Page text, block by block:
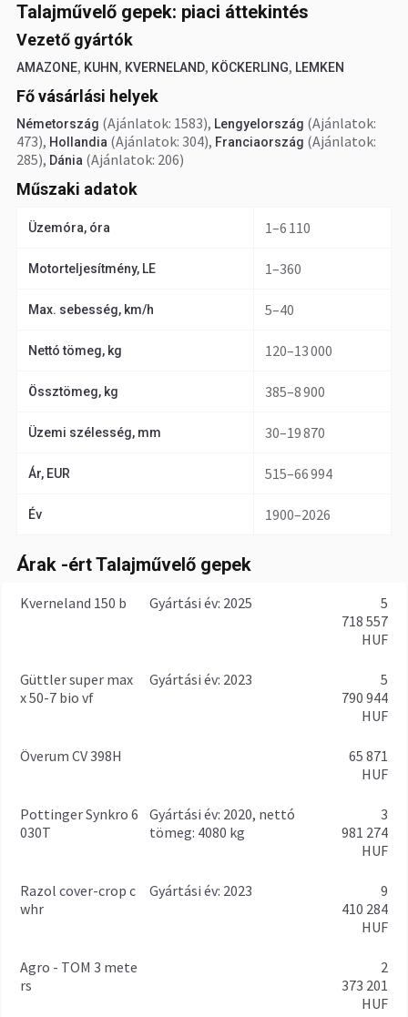
Talajművelő gepek: piaci áttekintés
Vezető gyártók
AMAZONE, KUHN, KVERNELAND, KÖCKERLING, LEMKEN
Fő vásárlási helyek
Németország (Ajánlatok: 1583), Lengyelország (Ajánlatok:
473), Hollandia (Ajánlatok: 304), Franciaország (Ajánlatok:
285), Dánia (Ajánlatok: 206)
Műszaki adatok
Üzemóra, óra 1–6 110
Motorteljesítmény, LE 1–360
Max. sebesség, km/h 5–40
Nettó tömeg, kg 120–13 000
Össztömeg, kg 385–8 900
Üzemi szélesség, mm 30–19 870
Ár, EUR 515–66 994
Év 1900–2026
Árak -ért Talajművelő gepek
Kverneland 150 b gyártási év: 2025
5
718 557
HUF
Güttler super max
x 50-7 bio vf
gyártási év: 2023
5
790 944
HUF
Överum CV 398H
65 871
HUF
Pottinger Synkro 6
030T
gyártási év: 2020, nettó
tömeg: 4080 kg
3
981 274
HUF
Razol cover-crop c
whr
gyártási év: 2023
9
410 284
HUF
Agro - TOM 3 mete
rs
2
373 201
HUF